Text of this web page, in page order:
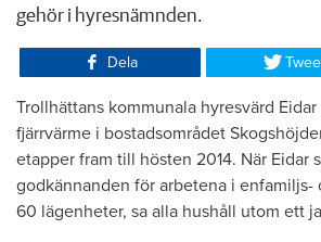
gehör i hyresnämnden.
Dela
Trollhättans kommunala hyresvärd
fjärrvärme i bostadsområdet
etapper fram till hösten 2014. När Eidar
godkännanden för arbetena i enfamiljs-
60 lägenheter, sa alla hushåll utom ett